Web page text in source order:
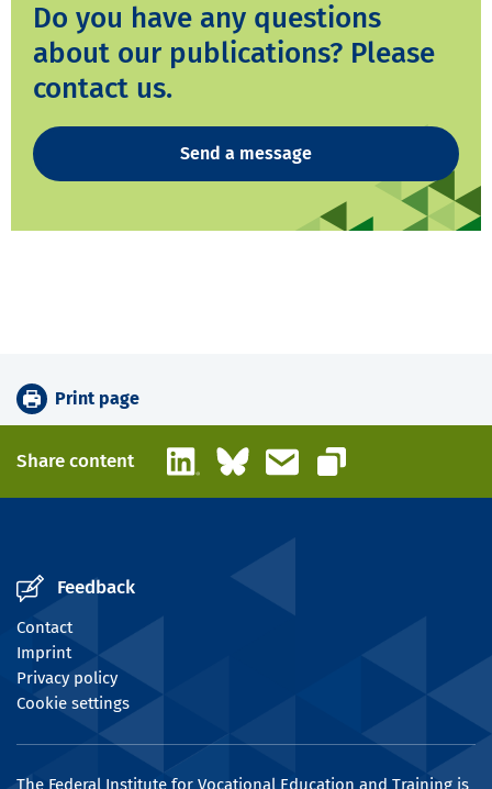
Do you have any questions
about our publications? Please
contact us.
Send a message
Print page
Share content LinkedInBlueskyEmail
Copy link
Feedback
Contact
Imprint
Privacy policy
Cookie settings
The Federal Institute for Vocational Education and Training is